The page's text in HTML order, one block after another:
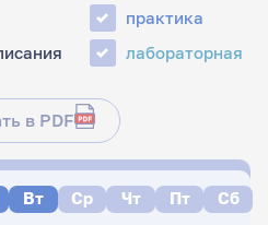
практика
лабораторная
в PDF
Вт Ср Чт Пт Сб